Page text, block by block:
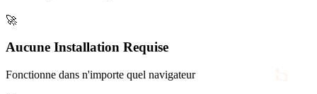
♫
🚀
Aucune Installation Requise
Fonctionne dans n'importe quel navigateur